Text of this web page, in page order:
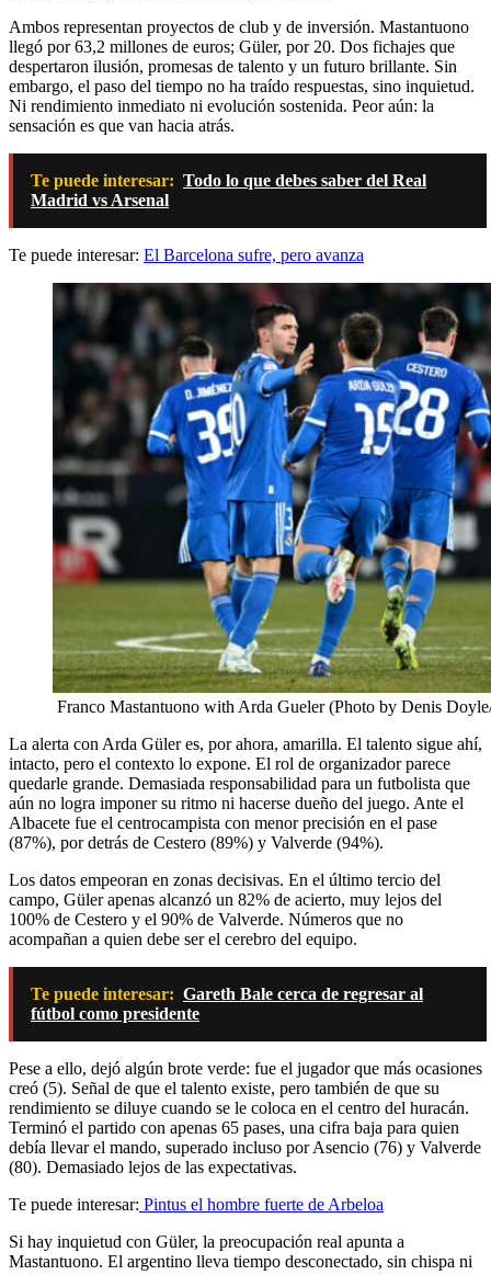
Ambos representan proyectos de club y de inversión. Mastantuono
llegó por 63,2 millones de euros; Güler, por 20. Dos fichajes que
despertaron ilusión, promesas de talento y un futuro brillante. Sin
embargo, el paso del tiempo no ha traído respuestas, sino inquietud.
Ni rendimiento inmediato ni evolución sostenida. Peor aún: la
sensación es que van hacia atrás.
Te puede interesar: Todo lo que debes saber del Real
Madrid vs Arsenal
Te puede interesar: El Barcelona sufre, pero avanza
Franco Mastantuono with Arda Gueler (Photo by Denis
La alerta con Arda Güler es, por ahora, amarilla. El talento sigue ahí,
intacto, pero el contexto lo expone. El rol de organizador parece
quedarle grande. Demasiada responsabilidad para un futbolista que
aún no logra imponer su ritmo ni hacerse dueño del juego. Ante el
Albacete fue el centrocampista con menor precisión en el pase
(87%), por detrás de Cestero (89%) y Valverde (94%).
Los datos empeoran en zonas decisivas. En el último tercio del
campo, Güler apenas alcanzó un 82% de acierto, muy lejos del
100% de Cestero y el 90% de Valverde. Números que no
acompañan a quien debe ser el cerebro del equipo.
Te puede interesar: Gareth Bale cerca de regresar al
fútbol como presidente
Pese a ello, dejó algún brote verde: fue el jugador que más ocasiones
creó (5). Señal de que el talento existe, pero también de que su
rendimiento se diluye cuando se le coloca en el centro del huracán.
Terminó el partido con apenas 65 pases, una cifra baja para quien
debía llevar el mando, superado incluso por Asencio (76) y Valverde
(80). Demasiado lejos de las expectativas.
Te puede interesar: Pintus el hombre fuerte de Arbeloa
Si hay inquietud con Güler, la preocupación real apunta a
Mastantuono. El argentino lleva tiempo desconectado, sin chispa ni